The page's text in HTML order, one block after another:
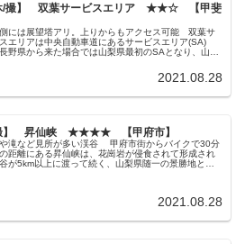
/撮】 双葉サービスエリア ★★☆ 【甲斐
には展望塔アリ。上りからもアクセス可能 双葉サ
エリアは中央自動車道にあるサービスエリア(SA)
野県から来た場合では山梨県最初のSAとなり、山梨
2021.08.28
】 昇仙峡 ★★★★ 【甲府市】
滝など見所が多い渓谷 甲府市街からバイクで30分
距離にある昇仙峡は、花崗岩が侵食されて形成され
が5km以上に渡って続く、山梨県随一の景勝地とし
2021.08.28